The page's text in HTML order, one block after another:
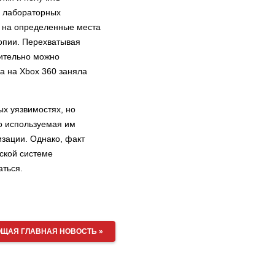
определенные места
Перехватывая
можно
на Xbox 360 заняла
уязвимостях, но
используемая им
Однако, факт
системе
ГЛАВНАЯ НОВОСТЬ »